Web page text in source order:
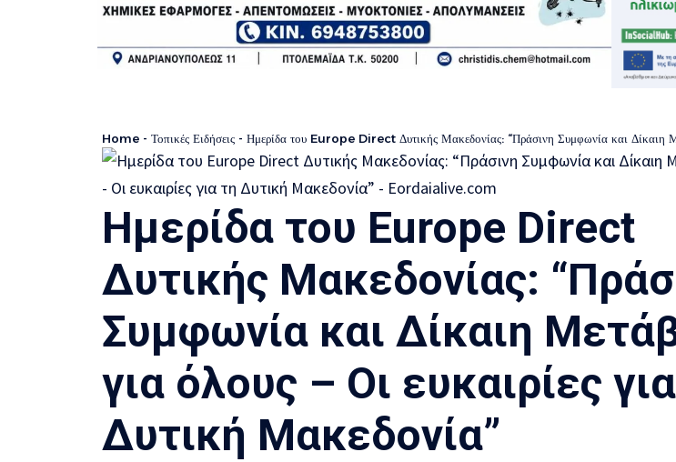
Home - Τοπικές Ειδήσεις - Ημερίδα του Europe Direct Δυτικής Μακεδονίας: “Πράσινη Συμφωνία και Δίκαιη Μετάβαση για όλους – Οι
Ημερίδα του Europe Direct
Δυτικής Μακεδονίας:
Συμφωνία και Δίκαιη
για όλους – Οι ευκαιρίες
Δυτική Μακεδονία”